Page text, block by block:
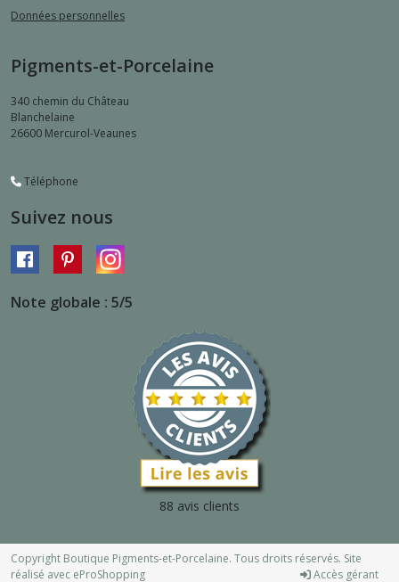
Données personnelles
Pigments-et-Porcelaine
340 chemin du Château
Blanchelaine
26600 Mercurol-Veaunes
Téléphone
Suivez nous
Note globale : 5/5
88 avis clients
Copyright Boutique Pigments-et-Porcelaine. Tous droits réservés. Site
réalisé avec eProShopping Accès gérant